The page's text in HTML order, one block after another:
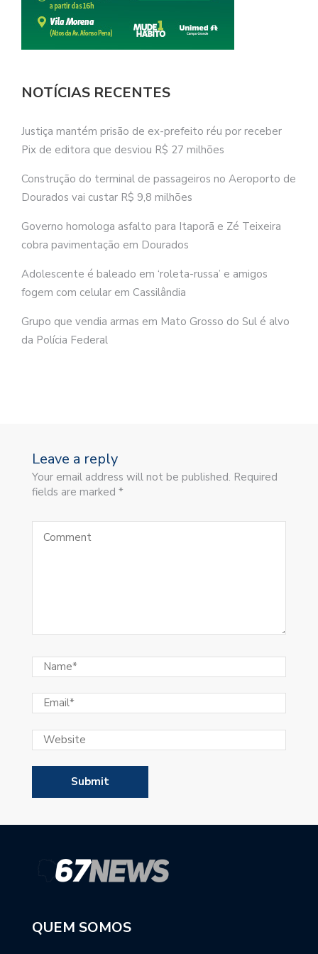
NOTÍCIAS RECENTES
Justiça mantém prisão de ex-prefeito réu por receber
Pix de editora que desviou R$ 27 milhões
Construção do terminal de passageiros no Aeroporto de
Dourados vai custar R$ 9,8 milhões
Governo homologa asfalto para Itaporã e Zé Teixeira
cobra pavimentação em Dourados
Adolescente é baleado em ‘roleta-russa’ e amigos
fogem com celular em Cassilândia
Grupo que vendia armas em Mato Grosso do Sul é alvo
da Polícia Federal
Leave a reply
Your email address will not be published. Required
fields are marked *
QUEM SOMOS